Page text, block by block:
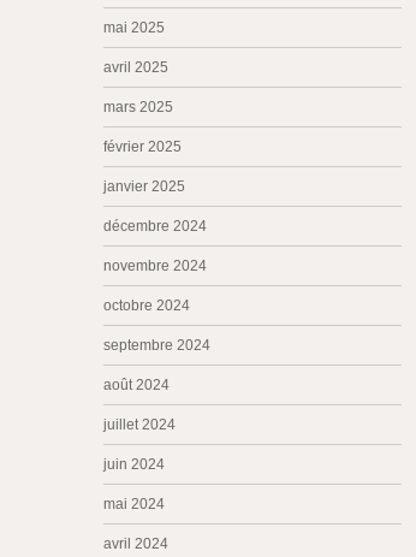
mai 2025
avril 2025
mars 2025
février 2025
janvier 2025
décembre 2024
novembre 2024
octobre 2024
septembre 2024
août 2024
juillet 2024
juin 2024
mai 2024
avril 2024